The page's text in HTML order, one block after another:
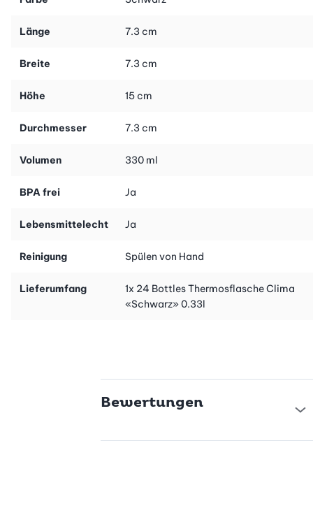
Länge 7.3 cm
Breite 7.3 cm
Höhe 15 cm
Durchmesser 7.3 cm
Volumen 330 ml
BPA frei Ja
Lebensmittelecht Ja
Reinigung Spülen von Hand
Lieferumfang
1x 24 Bottles Thermosflasche Clima
«Schwarz» 0.33l
Bewertungen